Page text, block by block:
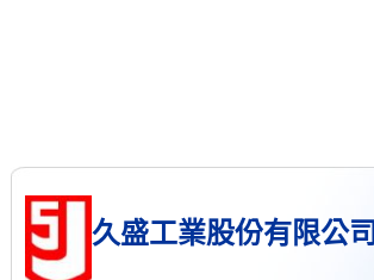
久盛工業股份有限公司